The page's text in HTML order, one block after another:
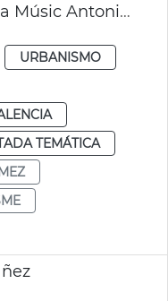
Adjudicación obras plaza Músic Antoni Eiximeno
URBANISMO
TEMÁTICA